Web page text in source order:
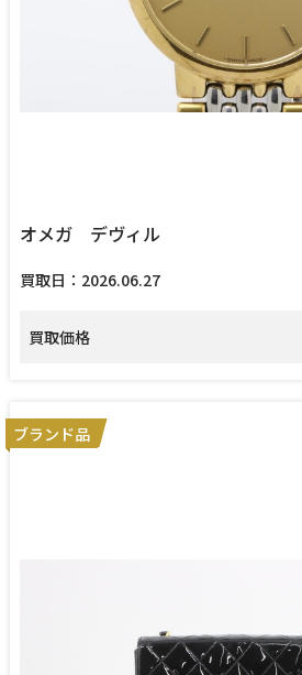
オメガ デヴィル
買取日：2026.06.27
買取価格
ブランド品